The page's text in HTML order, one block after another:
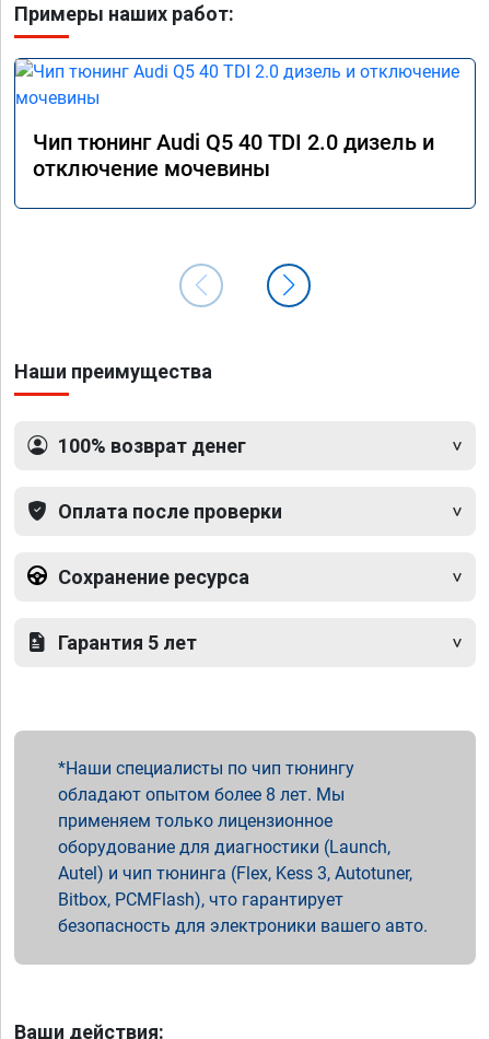
Примеры наших работ:
Чип тюнинг Audi Q5 40 TDI 2.0 дизель и
отключение мочевины
Наши преимущества
100% возврат денег
Оплата после проверки
Сохранение ресурса
Гарантия 5 лет
Наши специалисты по чип тюнингу
обладают опытом более 8 лет. Мы
применяем только лицензионное
оборудование для диагностики (Launch,
Autel) и чип тюнинга (Flex, Kess 3, Autotuner,
Bitbox, PCMFlash), что гарантирует
безопасность для электроники вашего авто.
Ваши действия: